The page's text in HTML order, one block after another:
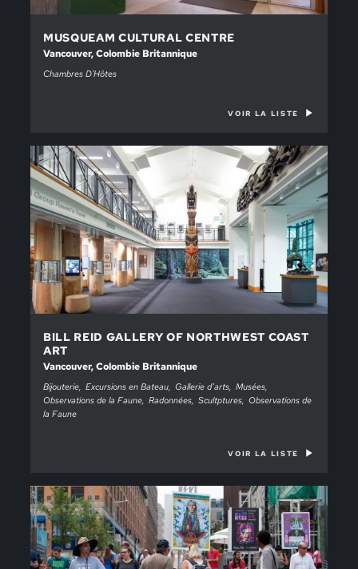
MUSQUEAM CULTURAL CENTRE
Vancouver, Colombie Britannique
Chambres D'Hôtes
VOIR LA LISTE
BILL REID GALLERY OF NORTHWEST COAST
ART
Vancouver, Colombie Britannique
Bijouterie Excursions en Bateau Gallerie d’arts Musées
Observations de la Faune Radonnées Scultptures Observations de
la Faune
VOIR LA LISTE